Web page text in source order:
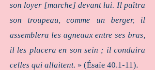
son loyer [marche] devant lui. Il paîtra
son troupeau, comme un berger, il
assemblera les agneaux entre ses bras,
il les placera en son sein ; il conduira
celles qui allaitent. » (Ésaïe 40.1-11).